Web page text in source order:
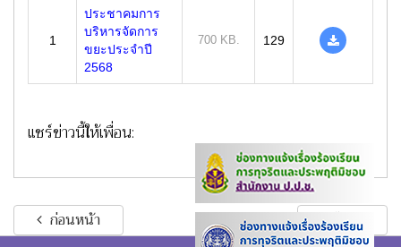
1
ประชาคมการ
บริหารจัดการ
ขยะประจำปี
2568
700 KB. 129
แชร์ข่าวนี้ให้เพื่อน:
ก่อนหน้า ถัดไป